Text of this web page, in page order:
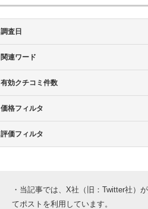
調査日
関連ワード
有効クチコミ件数
価格フィルタ
評価フィルタ
・当記事では、X社（旧：Twitter社）
てポストを利用しています。